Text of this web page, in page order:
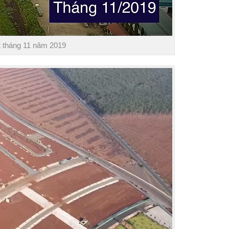
11 năm 2019